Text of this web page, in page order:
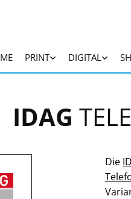
PRINT DIGITAL
IDAG
Die